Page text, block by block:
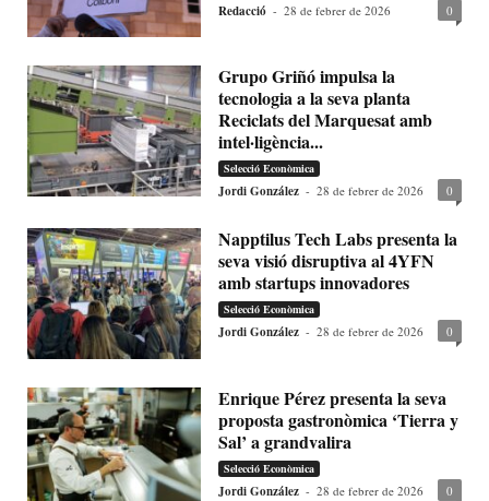
Redacció - 28 de febrer de 2026 0
Grupo Griñó impulsa la
tecnologia a la seva planta
Reciclats del Marquesat amb
intel·ligència...
Selecció Econòmica
Jordi González - 28 de febrer de 2026 0
Napptilus Tech Labs presenta la
seva visió disruptiva al 4YFN
amb startups innovadores
Selecció Econòmica
Jordi González - 28 de febrer de 2026 0
Enrique Pérez presenta la seva
proposta gastronòmica ‘Tierra y
Sal’ a grandvalira
Selecció Econòmica
Jordi González - 28 de febrer de 2026 0